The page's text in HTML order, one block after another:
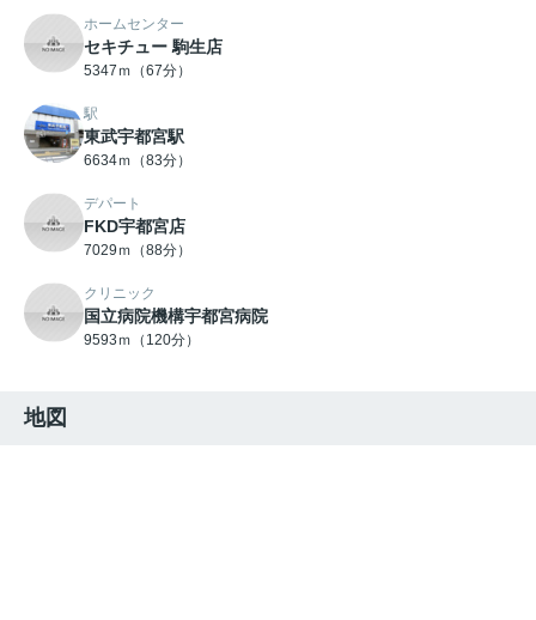
ホームセンター
セキチュー 駒生店
5347ｍ（67分）
駅
東武宇都宮駅
6634ｍ（83分）
デパート
FKD宇都宮店
7029ｍ（88分）
クリニック
国立病院機構宇都宮病院
9593ｍ（120分）
地図